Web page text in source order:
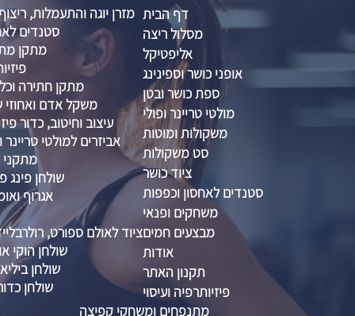
מזרן יוגה והתעמלות,
סטנדים
מתקן
מתקן חתירה
משקל אדם ואחוזי
עיצוב וחיטוב, כדור
אביזרים למולטי טריינר
מתקני
שולחן פינג
אגרוף
ציוד לאולם ספורט,
שולחן הוקי
שולחן
שולחן
דף הבית
מסלול ריצה
אליפטיקל
אופני כושר וספינינג
ספת כושר ובטן
מולטי טריינר ופולי
משקולות ומוטות
סט משקולות
ציוד כושר
סטנדים לאחסון וכפפות
משחקים ופנאי
מבצעים חמים
אודות
תקנון האתר
פיזיותרפיה ועיסוי
מתנפחים ומשחקי קפיצה